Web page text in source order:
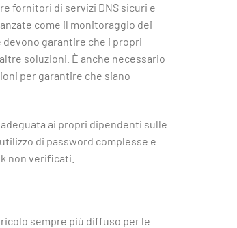
fornitori di servizi DNS sicuri e
come il monitoraggio dei
devono garantire che i propri
soluzioni. È anche necessario
per garantire che siano
ai propri dipendenti sulle
di password complesse e
non verificati.
sempre più diffuso per le